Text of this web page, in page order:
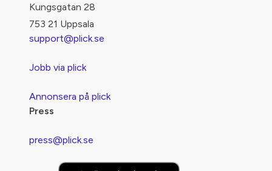
Kungsgatan 28
753 21 Uppsala
support@plick.se
Jobb via plick
Annonsera på plick
Press
press@plick.se